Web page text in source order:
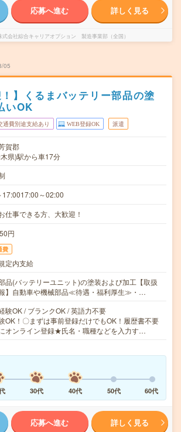
応募へ進む 詳しく見る
式会社綜合キャリアオプション 製造事業部（全国）
05
！】くるまバッテリー部品の塗
いOK
通費別途支給あり WEB登録OK 派遣
賀郡
県)駅から車17分
17:0017:00～02:00
仕事できる方、大歓迎！
円
費
定内支給
品(バッテリーユニット)の塗装および加工【取扱
】自動車や機械部品≪待遇・福利厚生≫・…
験OK / ブランクOK / 英語力不要
OK！〇まずは事前登録だけでもOK！履歴書不要
オンライン登録★氏名・職種などを入力す…
30代 40代 50代 60代
応募へ進む 詳しく見る